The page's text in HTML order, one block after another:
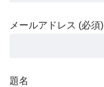
メールアドレス (必須)
題名